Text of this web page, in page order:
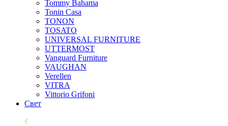
Tommy Bahama
Tonin Casa
TONON
TOSATO
UNIVERSAL FURNITURE
UTTERMOST
Vanguard Furniture
VAUGHAN
Verellen
VITRA
Vittorio Grifoni
Свет